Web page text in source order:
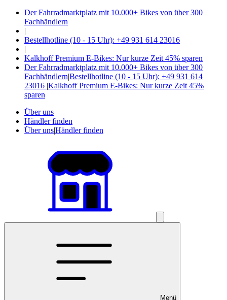
Der Fahrradmarktplatz mit 10.000+ Bikes von über 300
Fachhändlern
|
Bestellhotline (10 - 15 Uhr): +49 931 614 23016
|
Kalkhoff Premium E-Bikes: Nur kurze Zeit 45% sparen
Der Fahrradmarktplatz mit 10.000+ Bikes von über 300
Fachhändlern|Bestellhotline (10 - 15 Uhr): +49 931 614
23016 |Kalkhoff Premium E-Bikes: Nur kurze Zeit 45%
sparen
Über uns
Händler finden
Über uns|Händler finden
Menü